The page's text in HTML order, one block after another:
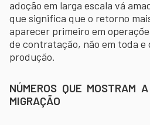
adoção em larga escala vá
que significa que o retorno
aparecer primeiro em
de contratação, não em toda e
produção.
NÚMEROS QUE MOSTRAM
MIGRAÇÃO